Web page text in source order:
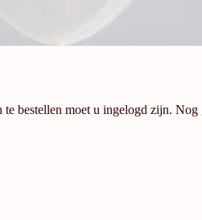
bestellen moet u ingelogd zijn. Nog